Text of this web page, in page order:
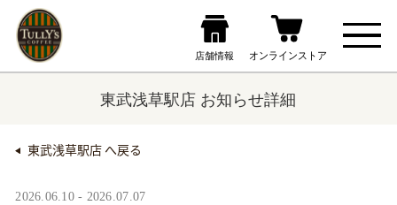
東武浅草駅店 お知らせ詳細
東武浅草駅店 へ戻る
2026.06.10 - 2026.07.07